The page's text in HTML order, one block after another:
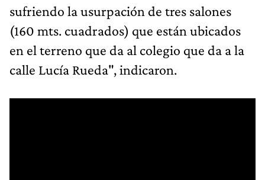
sufriendo la usurpación de tres salones
(160 mts. cuadrados) que están ubicados
en el terreno que da al colegio que da a la
calle Lucía Rueda", indicaron.